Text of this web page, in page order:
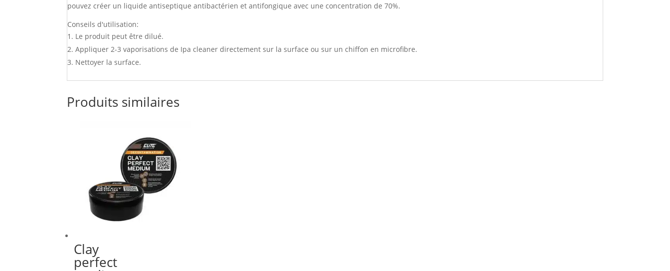
pouvez créer un liquide antiseptique antibactérien et antifongique avec une concentration de 70%.
Conseils d'utilisation:
Le produit peut être dilué.
Appliquer 2-3 vaporisations de Ipa cleaner directement sur la surface ou sur un chiffon en microfibre.
Nettoyer la surface.
Produits similaires
Clay
perfect